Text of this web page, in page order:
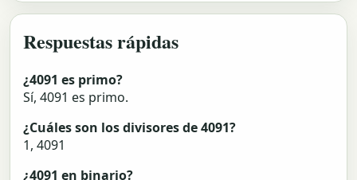
Respuestas rápidas
¿4091 es primo?
Sí, 4091 es primo.
¿Cuáles son los divisores de 4091?
1, 4091
¿4091 en binario?